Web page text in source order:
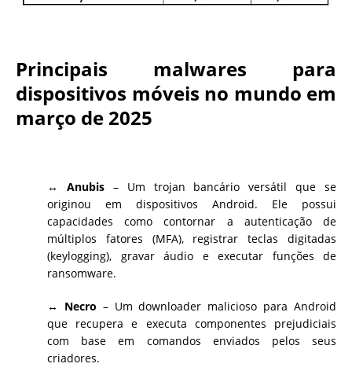
Principais malwares para
dispositivos móveis no mundo em
março de 2025
↔ Anubis– Um trojan bancário versátil que se
originou em dispositivos Android. Ele possui
capacidades como contornar a autenticação de
múltiplos fatores (MFA), registrar teclas digitadas
(keylogging), gravar áudio e executar funções de
ransomware.
↔ Necro – Um downloader malicioso para Android
que recupera e executa componentes prejudiciais
com base em comandos enviados pelos seus
criadores.